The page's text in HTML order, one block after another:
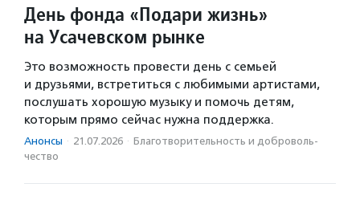
День фонда «Подари жизнь»
на Усачевском рынке
Это возможность провести день с семьей
и друзьями, встретиться с любимыми артистами,
послушать хорошую музыку и помочь детям,
которым прямо сейчас нужна поддержка.
Анонсы · 21.07.2026 · Благотвори­тель­ность и доброволь­
чест­во